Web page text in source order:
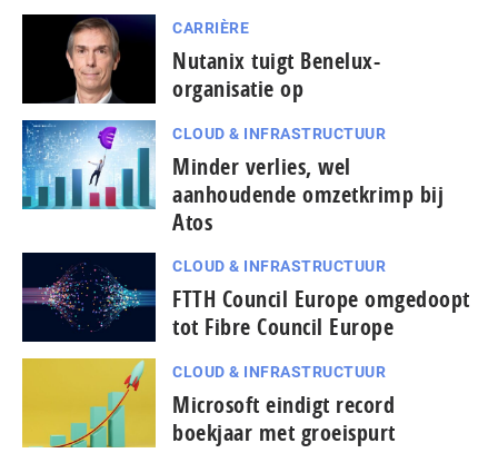
CARRIÈRE
Nutanix tuigt Benelux-
organisatie op
CLOUD & INFRASTRUCTUUR
Minder verlies, wel
aanhoudende omzetkrimp bij
Atos
CLOUD & INFRASTRUCTUUR
FTTH Council Europe omgedoopt
tot Fibre Council Europe
CLOUD & INFRASTRUCTUUR
Microsoft eindigt record
boekjaar met groeispurt